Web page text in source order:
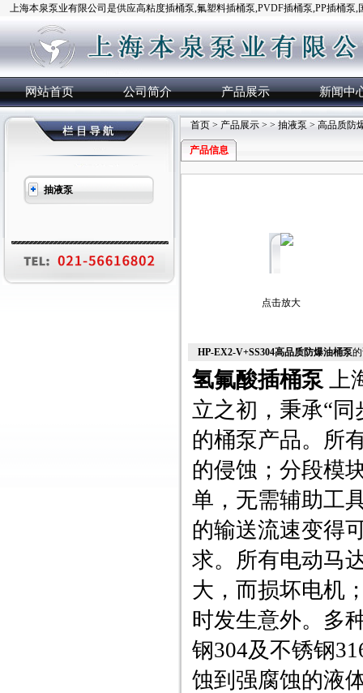
上海本泉泵业有限公司是供应高粘度插桶泵,氟塑料插桶泵,PVDF插桶泵,PP插桶泵
网站首页 公司简介 产品展示 新闻中
抽液泵
首页 > 产品展示 > > 抽液泵 > 高品质防
产品信息
点击放大
HP-EX2-V+SS304高品质防爆油桶泵
氢氟酸插桶泵 上
立之初，秉承“
的桶泵产品。所
的侵蚀；分段模
单，无需辅助工
的输送流速变得
求。所有电动马
大，而损坏电机
时发生意外。多
钢304及不锈钢
蚀到强腐蚀的液